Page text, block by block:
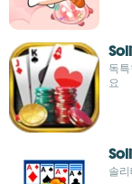
독
요
솔